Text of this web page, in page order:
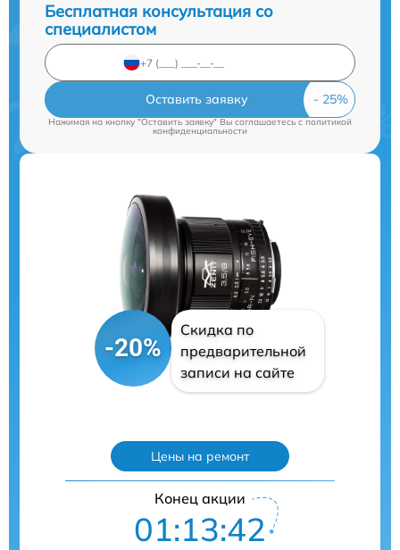
Бесплатная консультация со
специалистом
Оставить заявку
Нажимая на кнопку "Оставить заявку" Вы соглашаетесь cполитикой
конфиденциальности
-20%
Скидка по
предварительной
записи на сайте
Цены на ремонт
Конец акции
01:13:41